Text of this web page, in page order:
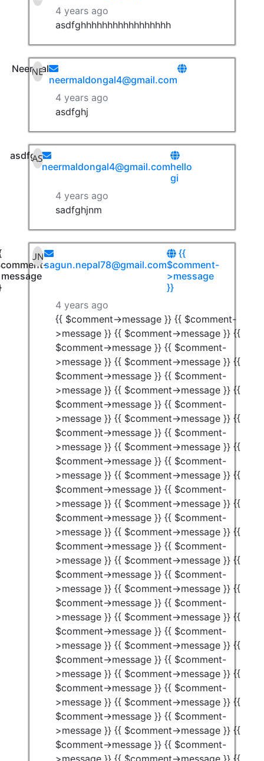
4 years ago
asdfghhhhhhhhhhhhhhhhh
Neermal
neermaldongal4@gmail.com
4 years ago
asdfghj
asdfgh
neermaldongal4@gmail.comhello
gi
4 years ago
sadfghjnm
sagun.nepal78@gmail.com
{{
$comment-
>message
}}
4 years ago
{{ $comment->message }} {{ $comment-
>message }} {{ $comment->message }} {{
$comment->message }} {{ $comment-
>message }} {{ $comment->message }} {{
$comment->message }} {{ $comment-
>message }} {{ $comment->message }} {{
$comment->message }} {{ $comment-
>message }} {{ $comment->message }} {{
$comment->message }} {{ $comment-
>message }} {{ $comment->message }} {{
$comment->message }} {{ $comment-
>message }} {{ $comment->message }} {{
$comment->message }} {{ $comment-
>message }} {{ $comment->message }} {{
$comment->message }} {{ $comment-
>message }} {{ $comment->message }} {{
$comment->message }} {{ $comment-
>message }} {{ $comment->message }} {{
$comment->message }} {{ $comment-
>message }} {{ $comment->message }} {{
$comment->message }} {{ $comment-
>message }} {{ $comment->message }} {{
$comment->message }} {{ $comment-
>message }} {{ $comment->message }} {{
$comment->message }} {{ $comment-
>message }} {{ $comment->message }} {{
$comment->message }} {{ $comment-
>message }} {{ $comment->message }} {{
$comment->message }} {{ $comment-
>message }} {{ $comment->message }} {{
$comment->message }} {{ $comment-